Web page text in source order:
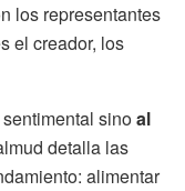
los representantes
el creador, los
sinoal
detalla las
alimentar